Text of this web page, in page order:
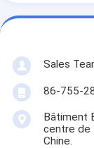
NiCd
packs de
batterie
Sales
86-755-
Bâtiment
centre de
Chine.